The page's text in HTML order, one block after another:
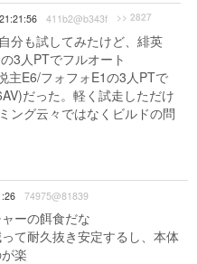
411b2@b343f >> 2827
分も試してみたけど、緋英
3人PTでフルオート
主E6/フォフォE1の3人PTで
だった。軽く試走しただけ
ング云々ではなくビルドの問
74975@81839
ーの餌食だな
て耐久抜き安定するし、本体
楽